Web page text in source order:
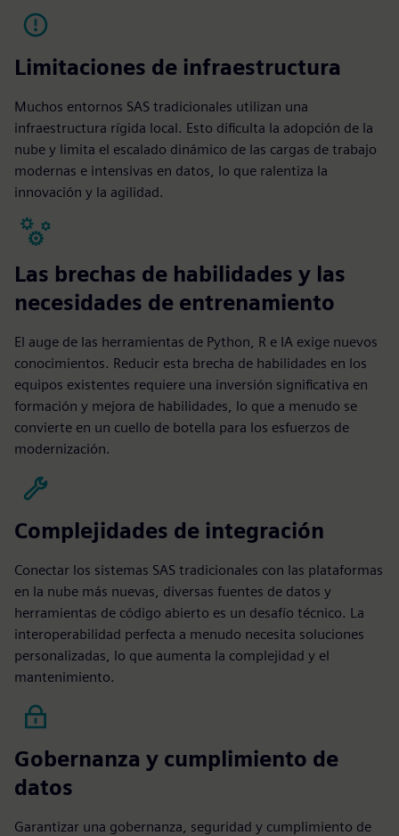
Limitaciones de infraestructura
Muchos entornos SAS tradicionales utilizan una
infraestructura rígida local. Esto dificulta la adopción de la
nube y limita el escalado dinámico de las cargas de trabajo
modernas e intensivas en datos, lo que ralentiza la
innovación y la agilidad.
Las brechas de habilidades y las
necesidades de entrenamiento
El auge de las herramientas de Python, R e IA exige nuevos
conocimientos. Reducir esta brecha de habilidades en los
equipos existentes requiere una inversión significativa en
formación y mejora de habilidades, lo que a menudo se
convierte en un cuello de botella para los esfuerzos de
modernización.
Complejidades de integración
Conectar los sistemas SAS tradicionales con las plataformas
en la nube más nuevas, diversas fuentes de datos y
herramientas de código abierto es un desafío técnico. La
interoperabilidad perfecta a menudo necesita soluciones
personalizadas, lo que aumenta la complejidad y el
mantenimiento.
Gobernanza y cumplimiento de
datos
Garantizar una gobernanza, seguridad y cumplimiento de